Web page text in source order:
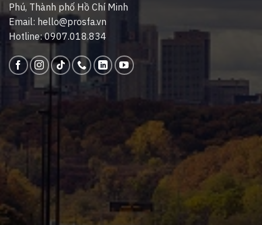
Phú, Thành phố Hồ Chí Minh
Email: hello@prosfa.vn
Hotline: 0907.018.834